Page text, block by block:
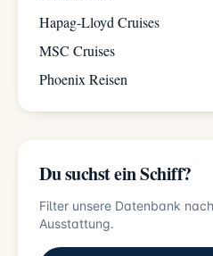
Hapag-Lloyd Cruises
MSC Cruises
Phoenix Reisen
Du suchst ein Schiff?
Filter unsere Datenbank
Ausstattung.